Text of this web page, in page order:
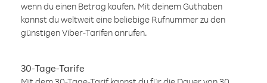
wenn du einen Betrag kaufen. Mit deinem Guthaben
kannst du weltweit eine beliebige Rufnummer zu den
günstigen Viber-Tarifen anrufen.
30-Tage-Tarife